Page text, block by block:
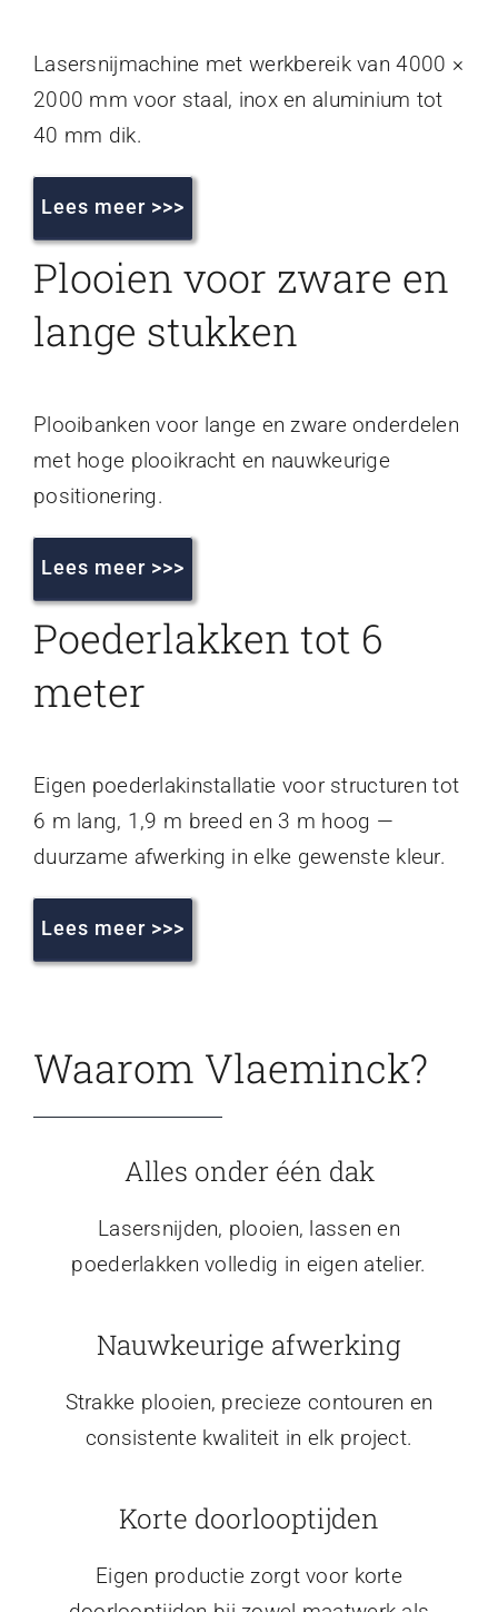
Lasersnijmachine met werkbereik van 4000 ×
2000 mm voor staal, inox en aluminium tot
40 mm dik.
Lees meer >>>
Plooien voor zware en
lange stukken
Plooibanken voor lange en zware onderdelen
met hoge plooikracht en nauwkeurige
positionering.
Lees meer >>>
Poederlakken tot 6
meter
Eigen poederlakinstallatie voor structuren tot
6 m lang, 1,9 m breed en 3 m hoog —
duurzame afwerking in elke gewenste kleur.
Lees meer >>>
Waarom Vlaeminck?
Alles onder één dak
Lasersnijden, plooien, lassen en
poederlakken volledig in eigen atelier.
Nauwkeurige afwerking
Strakke plooien, precieze contouren en
consistente kwaliteit in elk project.
Korte doorlooptijden
Eigen productie zorgt voor korte